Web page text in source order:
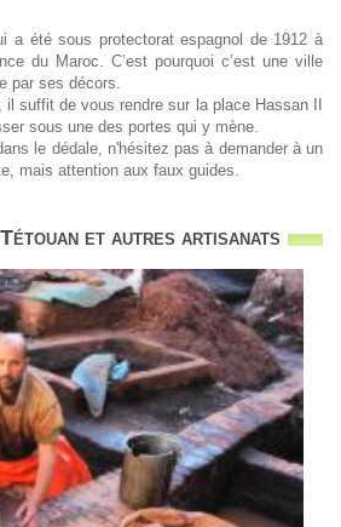
a été sous protectorat espagnol de 1912 à
du Maroc. C’est pourquoi c’est une ville
par ses décors.
suffit de vous rendre sur la place Hassan II
sous une des portes qui y mène.
le dédale, n'hésitez pas à demander à un
mais attention aux faux guides.
et autres artisanats